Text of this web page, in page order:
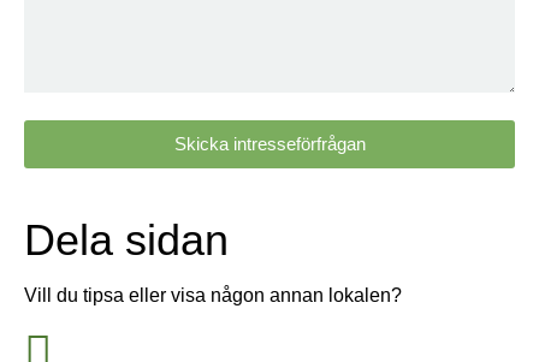
Skicka intresseförfrågan
Dela sidan
Vill du tipsa eller visa någon annan lokalen?